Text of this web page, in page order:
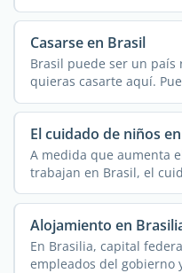
Casarse en Brasil
Brasil puede ser un
quieras casarte aquí.
El cuidado de niños
A medida que aumenta
trabajan en Brasil, el
Alojamiento en
En Brasilia, capital
empleados del gobierno